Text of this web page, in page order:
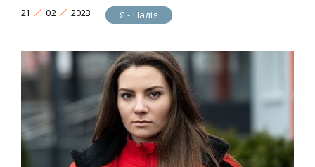
21 02 2023 Я - Надія